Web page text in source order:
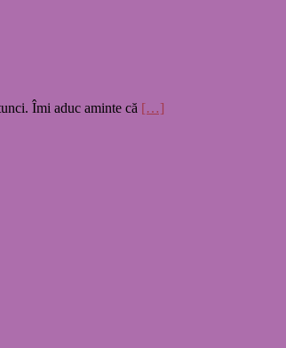
Îmi aduc aminte că […]